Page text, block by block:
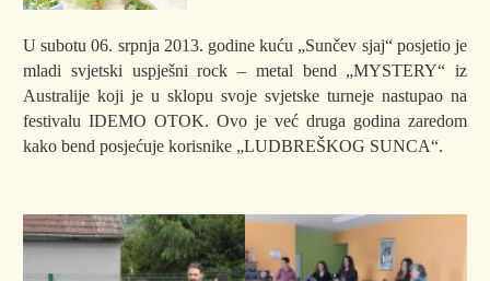
U subotu 06. srpnja 2013. godine kuću „Sunčev sjaj“ posjetio je
mladi svjetski uspješni rock – metal bend „MYSTERY“ iz
Australije koji je u sklopu svoje svjetske turneje nastupao na
festivalu IDEMO OTOK. Ovo je već druga godina zaredom
kako bend posjećuje korisnike „LUDBREŠKOG SUNCA“.